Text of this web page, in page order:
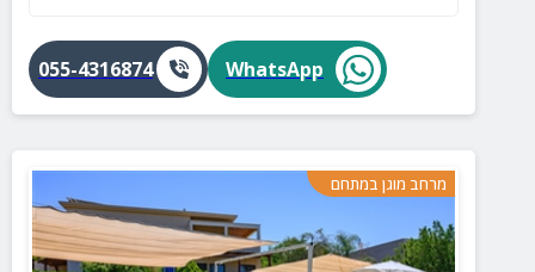
WhatsApp
055-4316874
מרחב מוגן במתחם